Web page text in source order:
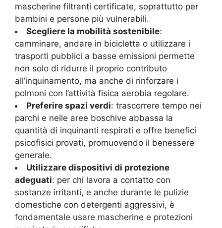
mascherine filtranti certificate, soprattutto per
bambini e persone più vulnerabili.
Scegliere la mobilità sostenibile:
camminare, andare in bicicletta o utilizzare i
trasporti pubblici a basse emissioni permette
non solo di ridurre il proprio contributo
all’inquinamento, ma anche di rinforzare i
polmoni con l’attività fisica aerobia regolare.
Preferire spazi verdi: trascorrere tempo nei
parchi e nelle aree boschive abbassa la
quantità di inquinanti respirati e offre benefici
psicofisici provati, promuovendo il benessere
generale.
Utilizzare dispositivi di protezione
adeguati: per chi lavora a contatto con
sostanze irritanti, e anche durante le pulizie
domestiche con detergenti aggressivi, è
fondamentale usare mascherine e protezioni